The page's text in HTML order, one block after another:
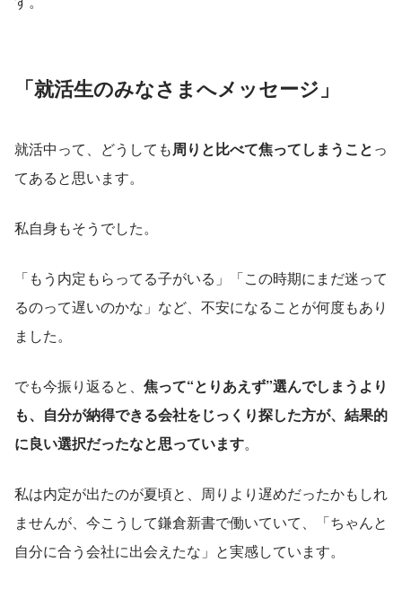
「就活生のみなさまへメッセージ 」
就活中って、どうしても周りと比べて焦ってしまうことっ
てあると思います。
私自身もそうでした。
「もう内定もらってる子がいる」「この時期にまだ迷って
るのって遅いのかな」など、不安になることが何度もあり
ました。
でも今振り返ると、 焦って“とりあえず”選んでしまうより
も、自分が納得できる会社をじっくり探した方が、結果的
に良い選択だったなと思っています。
私は内定が出たのが夏頃と、周りより遅めだったかもしれ
ませんが、今こうして鎌倉新書で働いていて、「ちゃんと
自分に合う会社に出会えたな」と実感しています。